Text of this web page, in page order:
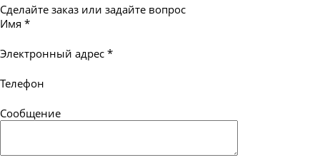
Сделайте заказ или задайте вопрос
Имя *
Электронный адрес *
Телефон
Сообщение